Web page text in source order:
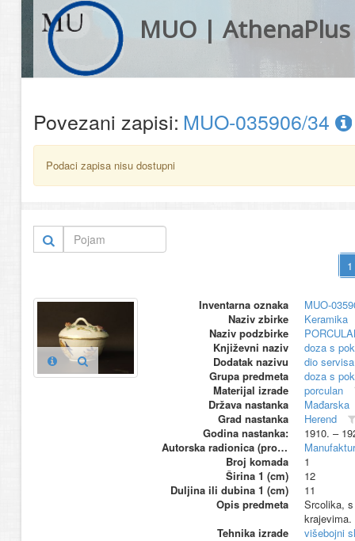
MUO | AthenaPlus
Povezani zapisi: MUO-035906/34
Podaci zapisa nisu dostupni
Inventarna oznaka
MUO-
Naziv zbirke
Keramika
Naziv podzbirke
Književni naziv
doza s
Dodatak nazivu
dio servisa
Grupa predmeta
doza s
Materijal izrade
porculan
Država nastanka
Mađarska
Grad nastanka
Herend
Godina nastanka:
1910. –
Autorska radionica (proizvođač)
Broj komada
1
Širina 1 (cm)
12
Duljina ili dubina 1 (cm)
11
Opis predmeta
Srcolika,
Tehnika izrade
višebojni